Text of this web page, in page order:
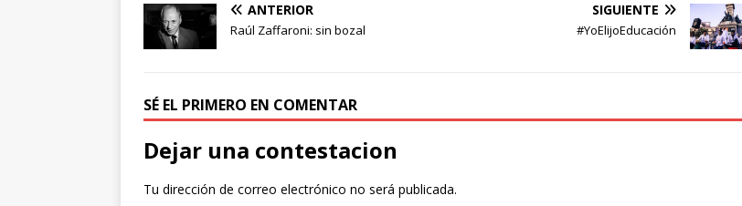
t
r
ANTERIOR
Raúl Zaffaroni: sin bozal
SIGUIENTE
#YoElijoEducación
SÉ EL PRIMERO EN COMENTAR
Dejar una contestacion
Tu dirección de correo electrónico no será publicada.